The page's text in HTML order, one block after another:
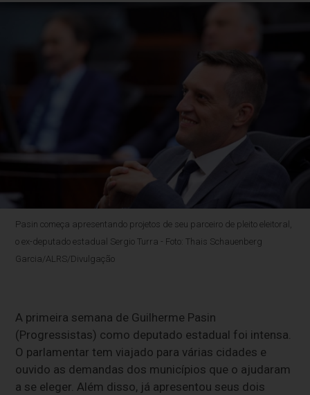
Pasin começa apresentando projetos de seu parceiro de pleito eleitoral,
o ex-deputado estadual Sergio Turra - Foto: Thais Schauenberg
Garcia/ALRS/Divulgação
A primeira semana de Guilherme Pasin
(Progressistas) como deputado estadual foi intensa.
O parlamentar tem viajado para várias cidades e
ouvido as demandas dos municípios que o ajudaram
a se eleger. Além disso, já apresentou seus dois